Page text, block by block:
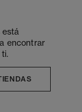
está
encontrar